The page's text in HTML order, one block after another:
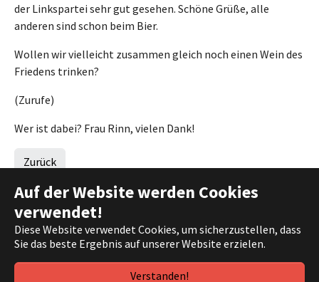
Auf der Website werden Cookies
verwendet!
Diese Website verwendet Cookies, um sicherzustellen, dass
Sie das beste Ergebnis auf unserer Website erzielen.
Verstanden!
der Linkspartei sehr gut gesehen. Schöne Grüße, alle
anderen sind schon beim Bier.
Wollen wir vielleicht zusammen gleich noch einen Wein des
Friedens trinken?
(Zurufe)
Wer ist dabei? Frau Rinn, vielen Dank!
Zurück
(c) 2021 DIE FRAKTION |Impressum| Datenschutz